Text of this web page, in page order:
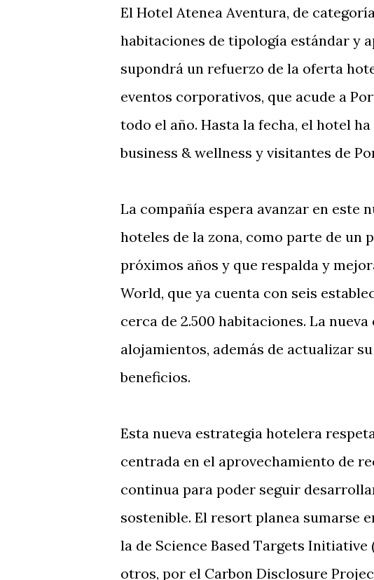
El Hotel Atenea Aventura, de
habitaciones de tipología estándar y
supondrá un refuerzo de la oferta
eventos corporativos, que acude a
todo el año. Hasta la fecha, el hotel
business & wellness y visitantes de
La compañía espera avanzar en este
hoteles de la zona, como parte de un
próximos años y que respalda y
World, que ya cuenta con seis
cerca de 2.500 habitaciones. La
alojamientos, además de actualizar
beneficios.
Esta nueva estrategia hotelera
centrada en el aprovechamiento de
continua para poder seguir
sostenible. El resort planea sumarse
la de Science Based Targets
otros, por el Carbon Disclosure